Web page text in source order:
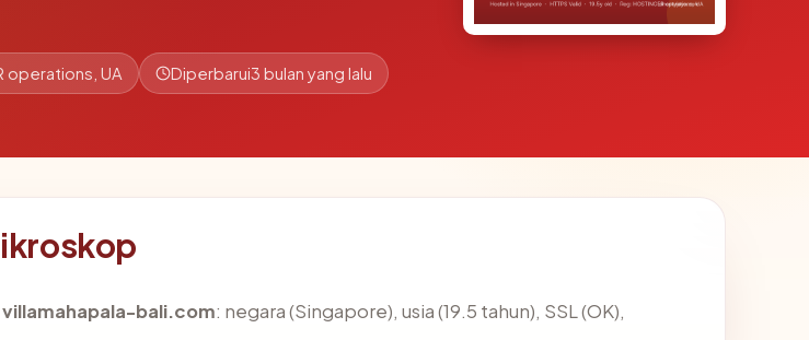
operations, UA Diperbarui3 bulan yang lalu
villamahapala-bali.com: negara (Singapore), usia (19.5 tahun), SSL (OK),